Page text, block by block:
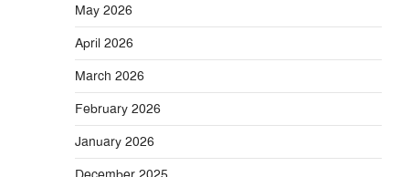
May 2026
April 2026
March 2026
February 2026
January 2026